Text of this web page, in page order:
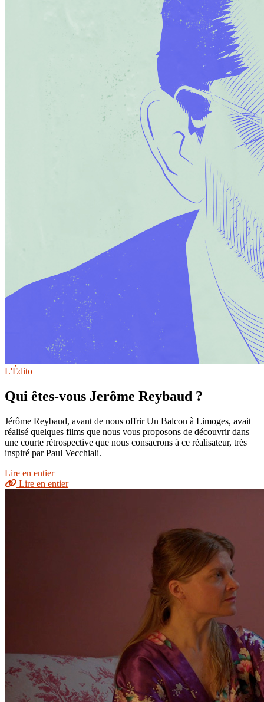
L'Édito
Qui êtes-vous Jerôme Reybaud ?
Jérôme Reybaud, avant de nous offrir Un Balcon à Limoges, avait
réalisé quelques films que nous vous proposons de découvrir dans
une courte rétrospective que nous consacrons à ce réalisateur, très
inspiré par Paul Vecchiali.
Lire en entier
Lire en entier